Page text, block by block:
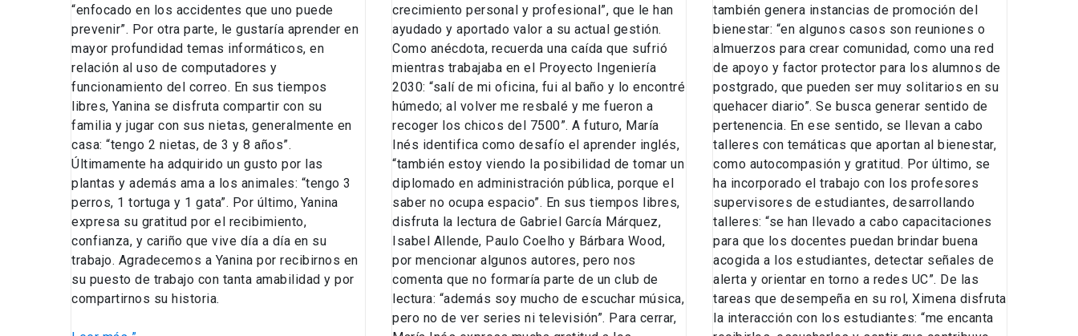
“enfocado en los accidentes que uno puede
prevenir”. Por otra parte, le gustaría aprender en
mayor profundidad temas informáticos, en
relación al uso de computadores y
funcionamiento del correo. En sus tiempos
libres, Yanina se disfruta compartir con su
familia y jugar con sus nietas, generalmente en
casa: “tengo 2 nietas, de 3 y 8 años”.
Últimamente ha adquirido un gusto por las
plantas y además ama a los animales: “tengo 3
perros, 1 tortuga y 1 gata”. Por último, Yanina
expresa su gratitud por el recibimiento,
confianza, y cariño que vive día a día en su
trabajo. Agradecemos a Yanina por recibirnos en
su puesto de trabajo con tanta amabilidad y por
compartirnos su historia.
crecimiento personal y profesional”, que le han
ayudado y aportado valor a su actual gestión.
Como anécdota, recuerda una caída que sufrió
mientras trabajaba en el Proyecto Ingeniería
2030: “salí de mi oficina, fui al baño y lo encontré
húmedo; al volver me resbalé y me fueron a
recoger los chicos del 7500”. A futuro, María
Inés identifica como desafío el aprender inglés,
“también estoy viendo la posibilidad de tomar un
diplomado en administración pública, porque el
saber no ocupa espacio”. En sus tiempos libres,
disfruta la lectura de Gabriel García Márquez,
Isabel Allende, Paulo Coelho y Bárbara Wood,
por mencionar algunos autores, pero nos
comenta que no formaría parte de un club de
lectura: “además soy mucho de escuchar música,
pero no de ver series ni televisión”. Para cerrar,
también genera instancias de promoción del
bienestar: “en algunos casos son reuniones o
almuerzos para crear comunidad, como una red
de apoyo y factor protector para los alumnos de
postgrado, que pueden ser muy solitarios en su
quehacer diario”. Se busca generar sentido de
pertenencia. En ese sentido, se llevan a cabo
talleres con temáticas que aportan al bienestar,
como autocompasión y gratitud. Por último, se
ha incorporado el trabajo con los profesores
supervisores de estudiantes, desarrollando
talleres: “se han llevado a cabo capacitaciones
para que los docentes puedan brindar buena
acogida a los estudiantes, detectar señales de
alerta y orientar en torno a redes UC”. De las
tareas que desempeña en su rol, Ximena disfruta
la interacción con los estudiantes: “me encanta